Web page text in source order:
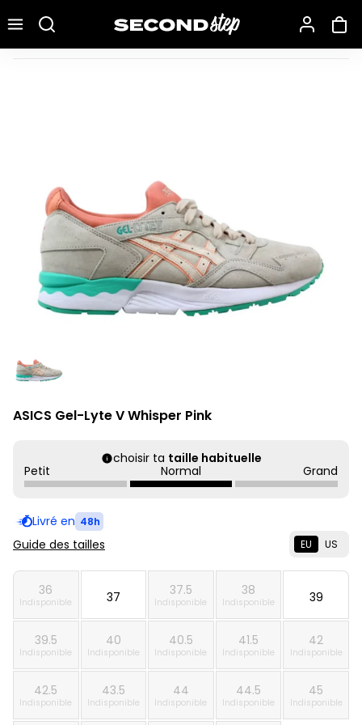
ASICS Gel-Lyte V Whisper Pink
ASICS Gel-Lyte V Whisper Pink
choisir ta taille habituelle
Petit
Normal Grand
Livré en 48h
Guide des tailles EU US
36
Indisponible 37 37.5
Indisponible
38
Indisponible 39
39.5
Indisponible
40
Indisponible
40.5
Indisponible
41.5
Indisponible
42
Indisponible
42.5
Indisponible
43.5
Indisponible
44
Indisponible
44.5
Indisponible
45
Indisponible